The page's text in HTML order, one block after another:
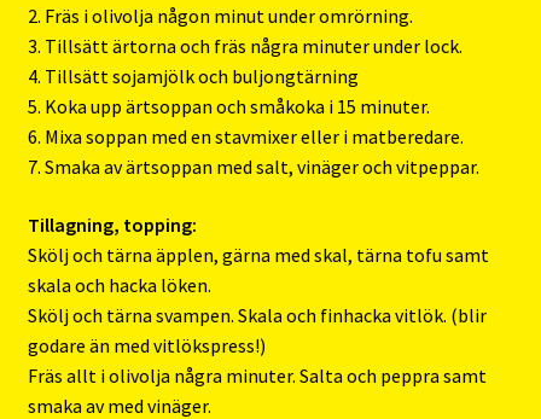
2. Fräs i olivolja någon minut under omrörning.
3. Tillsätt ärtorna och fräs några minuter under lock.
4. Tillsätt sojamjölk och buljongtärning
5. Koka upp ärtsoppan och småkoka i 15 minuter.
6. Mixa soppan med en stavmixer eller i matberedare.
7. Smaka av ärtsoppan med salt, vinäger och vitpeppar.
Tillagning, topping:
Skölj och tärna äpplen, gärna med skal, tärna tofu samt
skala och hacka löken.
Skölj och tärna svampen. Skala och finhacka vitlök. (blir
godare än med vitlökspress!)
Fräs allt i olivolja några minuter. Salta och peppra samt
smaka av med vinäger.